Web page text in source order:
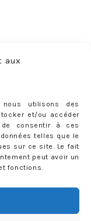
aux
utilisons des
et/ou accéder
consentir à ces
telles que le
sur ce site. Le fait
peut avoir un
fonctions.